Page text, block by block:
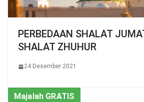
PERBEDAAN SHALAT
SHALAT ZHUHUR
24 Desember 2021
Majalah GRATIS